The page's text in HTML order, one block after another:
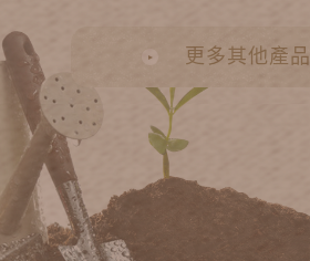
更多其他產品